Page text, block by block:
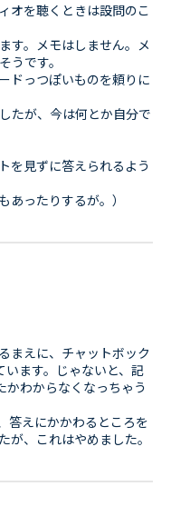
オを聴くときは設問のこ
す。メモはしません。メ
うです。
ドっつぽいものを頼りに
たが、今は何とか自分で
を見ずに答えられるよう
あったりするが。）
まえに、チャットボック
ます。じゃないと、記
わからなくなっちゃう
答えにかかわるところを
が、これはやめました。